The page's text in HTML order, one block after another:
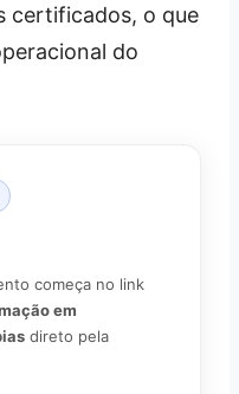
certificados, o que
do
começa no link
em
direto pela